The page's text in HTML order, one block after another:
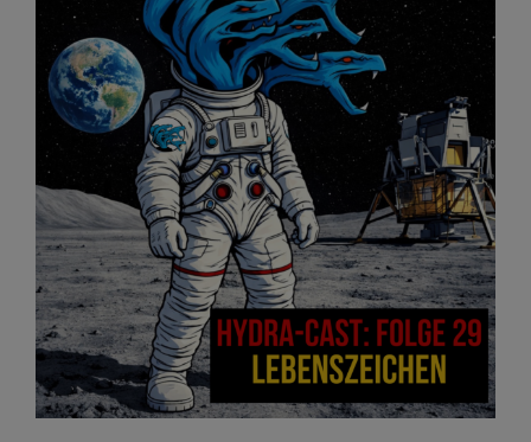
Lebenszeichen – auch vom Mond 🌘